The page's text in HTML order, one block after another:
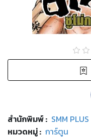
สำนักพิมพ์: SMM PLUS
หมวดหมู่: การ์ตูน